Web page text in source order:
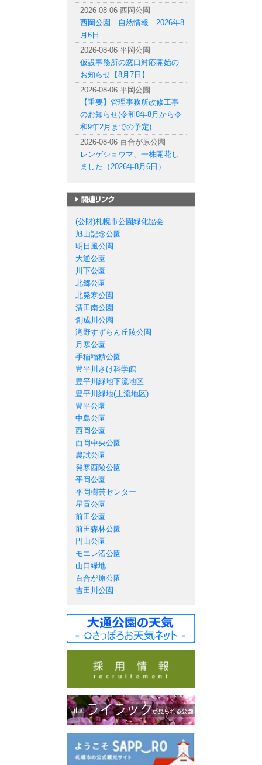
2026-08-06 西岡公園
西岡公園 自然情報 2026年8
月6日
2026-08-06 平岡公園
仮設事務所の窓口対応開始の
お知らせ【8月7日】
2026-08-06 平岡公園
【重要】管理事務所改修工事
のお知らせ(令和8年8月から令
和9年2月までの予定)
2026-08-06 百合が原公園
レンゲショウマ、一株開花し
ました（2026年8月6日）
(公財)札幌市公園緑化協会
旭山記念公園
明日風公園
大通公園
川下公園
北郷公園
北発寒公園
清田南公園
創成川公園
滝野すずらん丘陵公園
月寒公園
手稲稲積公園
豊平川さけ科学館
豊平川緑地下流地区
豊平川緑地(上流地区)
豊平公園
中島公園
西岡公園
西岡中央公園
農試公園
発寒西陵公園
平岡公園
平岡樹芸センター
星置公園
前田公園
前田森林公園
円山公園
モエレ沼公園
山口緑地
百合が原公園
吉田川公園